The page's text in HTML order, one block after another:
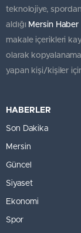
teknolojiye,
aldığı Mersin Haber
makale içerikleri
olarak
yapan kişi/kişiler
HABERLER
Son Dakika
Mersin
Güncel
Siyaset
Ekonomi
Spor